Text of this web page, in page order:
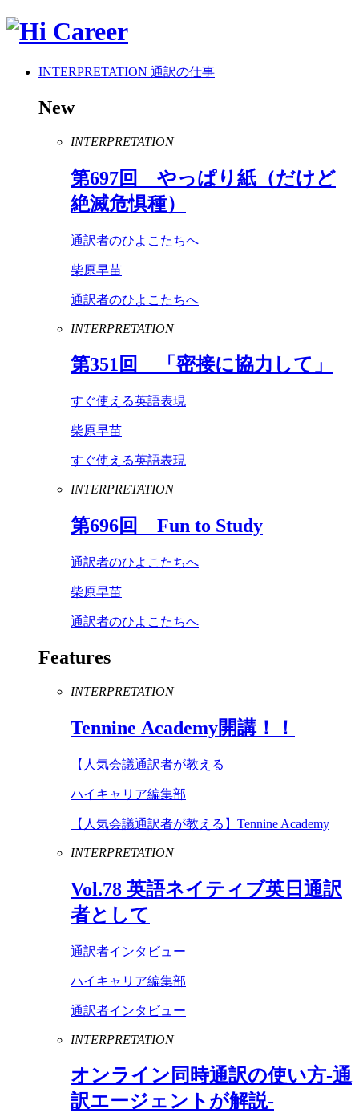
INTERPRETATION 通訳の仕事
New
INTERPRETATION
第697回 やっぱり紙（だけど
絶滅危惧種）
通訳者のひよこたちへ
柴原早苗
通訳者のひよこたちへ
INTERPRETATION
第351回 「密接に協力して」
すぐ使える英語表現
柴原早苗
すぐ使える英語表現
INTERPRETATION
第696回 Fun to Study
通訳者のひよこたちへ
柴原早苗
通訳者のひよこたちへ
Features
INTERPRETATION
Tennine Academy開講！！
【人気会議通訳者が教える
ハイキャリア編集部
【人気会議通訳者が教える】Tennine Academy
INTERPRETATION
Vol.78 英語ネイティブ英日通訳
者として
通訳者インタビュー
ハイキャリア編集部
通訳者インタビュー
INTERPRETATION
オンライン同時通訳の使い方-通
訳エージェントが解説-